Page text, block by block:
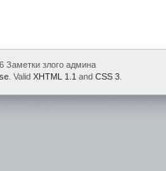
Заметки злого админа
. Valid XHTML 1.1 and CSS 3